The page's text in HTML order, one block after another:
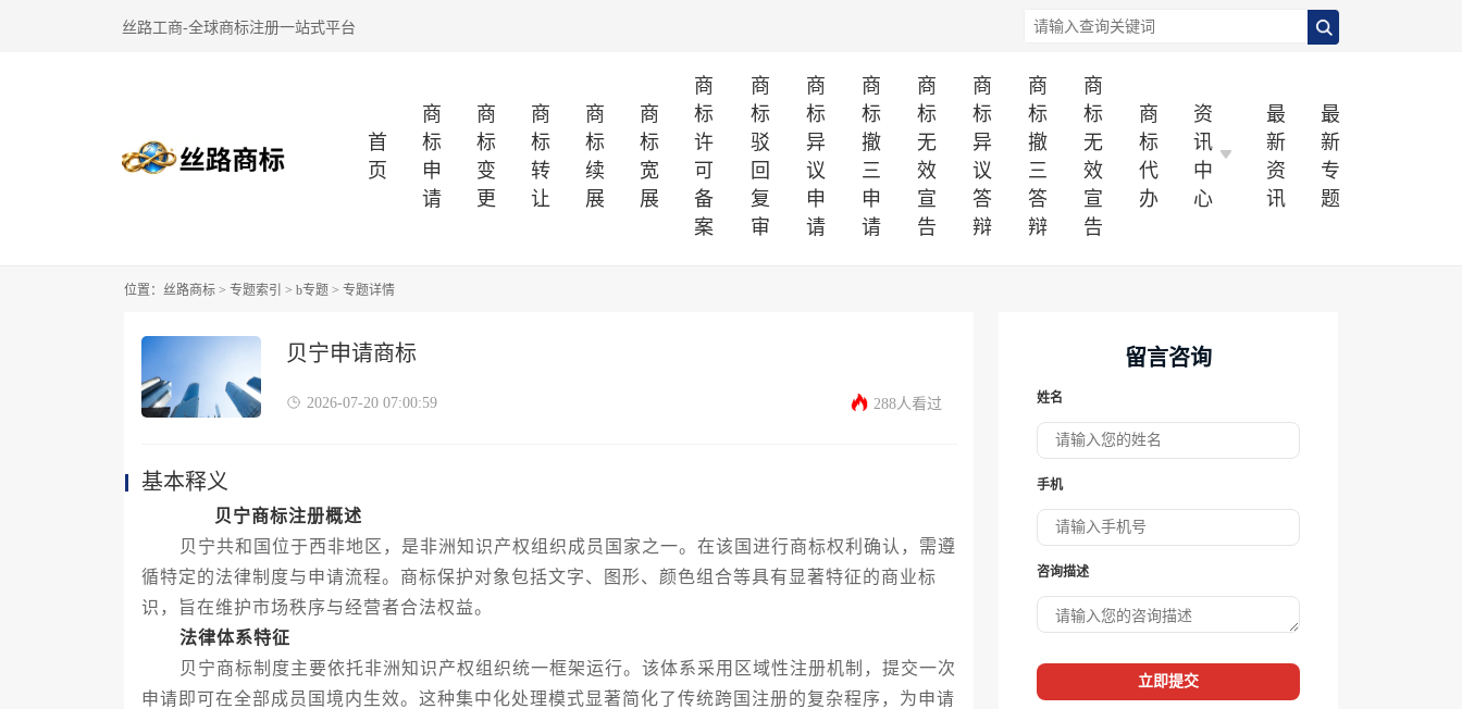
丝路工商-全球商标注册一站式平台
首
页
商
标
申
请
商
标
变
更
商
标
转
让
商
标
续
展
商
标
宽
展
商
标
许
可
备
案
商
标
驳
回
复
审
商
标
异
议
申
请
商
标
撤
三
申
请
商
标
无
效
宣
告
商
标
异
议
答
辩
商
标
撤
三
答
辩
商
标
无
效
宣
告
商
标
代
办
资
讯
中
心
最
新
资
讯
最
新
专
题
位置： 丝路商标 > 专题索引 > b专题 > 专题详情
贝宁申请商标
2026-07-20 07:00:59 288人看过
基本释义
贝宁商标注册概述
贝宁共和国位于西非地区，是非洲知识产权组织成员国家之一。在该国进行商标权利确认，需遵
循特定的法律制度与申请流程。商标保护对象包括文字、图形、颜色组合等具有显著特征的商业标
识，旨在维护市场秩序与经营者合法权益。
法律体系特征
贝宁商标制度主要依托非洲知识产权组织统一框架运行。该体系采用区域性注册机制，提交一次
申请即可在全部成员国境内生效。这种集中化处理模式显著简化了传统跨国注册的复杂程序，为申请
留言咨询
姓名
手机
咨询描述
立即提交